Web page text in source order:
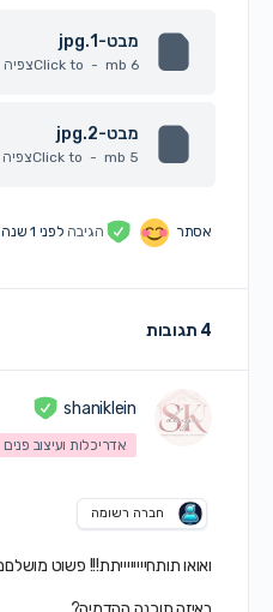
מבט-1.jpg
6 mb
-
Click toצפיה
מבט-2.jpg
5 mb
-
Click toצפיה
אסתר הגיבהלפני 1 שנה
4 תגובות
shaniklein
אדריכלות ועיצוב פנים
חברה רשומה
ואואו תותחייייייייתת!!! פשוט מושלםם